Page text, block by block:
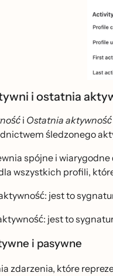
i ostatnia
i Ostatnia aktywność
śledzonego
spójne i
wszystkich profili,
jest to
jest to
i pasywne
zdarzenia, które